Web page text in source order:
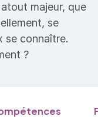
majeur, que
se
se connaître.
?